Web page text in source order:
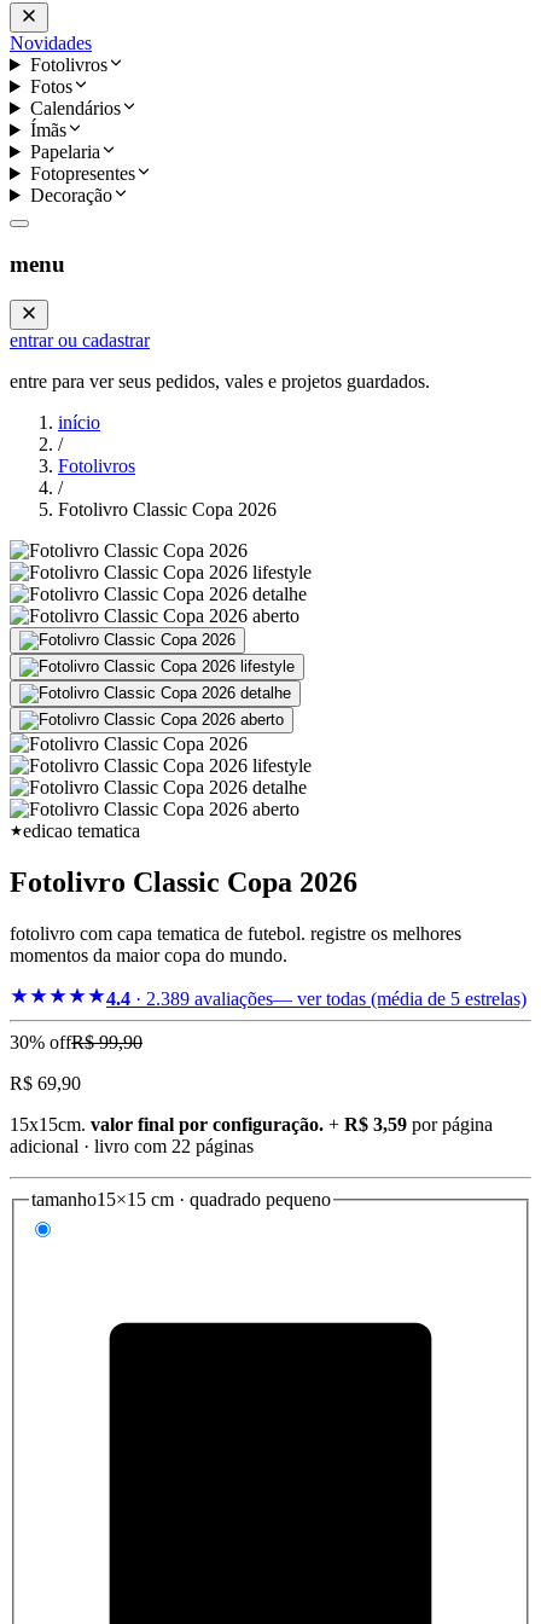
Novidades
Fotolivros
Fotos
Calendários
Ímãs
Papelaria
Fotopresentes
Decoração
menu
entrar ou cadastrar
entre para ver seus pedidos, vales e projetos guardados.
início
/
Fotolivros
/
Fotolivro Classic Copa 2026
edicao tematica
Fotolivro Classic Copa 2026
fotolivro com capa tematica de futebol. registre os melhores
momentos da maior copa do mundo.
4.4 · 2.389 avaliações— ver todas (média de 5 estrelas)
30% offR$ 99,90
R$ 69,90
15x15cm. valor final por configuração. + R$ 3,59 por página
adicional · livro com 22 páginas
tamanho15×15 cm · quadrado pequeno